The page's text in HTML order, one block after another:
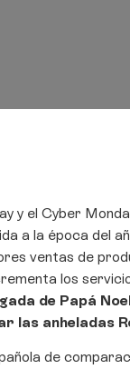
y el Cyber
a la época del
ventas de
los
de Papá
las anheladas
de